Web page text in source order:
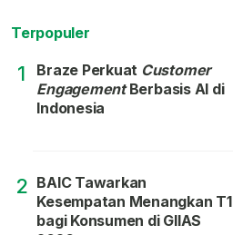
Terpopuler
1 Braze Perkuat Customer
EngagementBerbasis AI di
Indonesia
2 BAIC Tawarkan
Kesempatan Menangkan T1
bagi Konsumen di GIIAS